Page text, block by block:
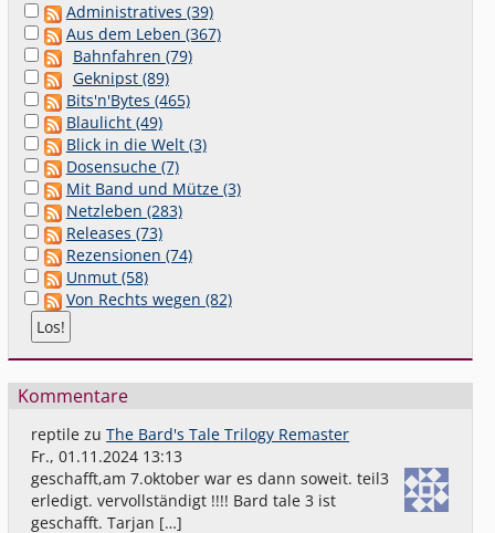
Administratives (39)
Aus dem Leben (367)
Bahnfahren (79)
Geknipst (89)
Bits'n'Bytes (465)
Blaulicht (49)
Blick in die Welt (3)
Dosensuche (7)
Mit Band und Mütze (3)
Netzleben (283)
Releases (73)
Rezensionen (74)
Unmut (58)
Von Rechts wegen (82)
Kommentare
reptile zuThe Bard's Tale Trilogy Remaster
Fr., 01.11.2024 13:13
geschafft,am 7.oktober war es dann soweit. teil3
erledigt. vervollständigt !!!! Bard tale 3 ist
geschafft. Tarjan […]